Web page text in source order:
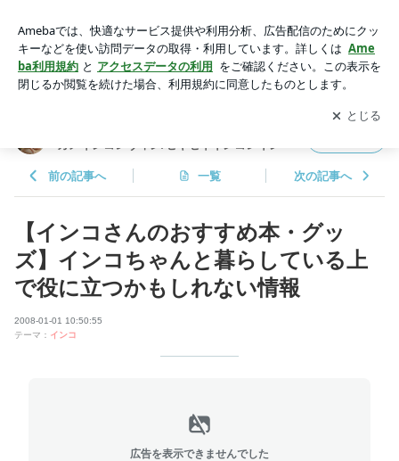
いる上で役に立つかもしれない情報 | セキセイインコアルの精
巣腫瘍闘病日記&オカメインコレヴィン/セキセイインコレイン
アプリをダウンロードして ブログの更新通知
を受け取りまし
ょう。
開く
カメインコレヴィン/セキセイインコレイン
前の記事へ 一覧 次の記事へ
【インコさんのおすすめ本・グッ
ズ】インコちゃんと暮らしている上
で役に立つかもしれない情報
2008-01-01 10:50:55
テーマ： インコ
広告を表示できませんでした